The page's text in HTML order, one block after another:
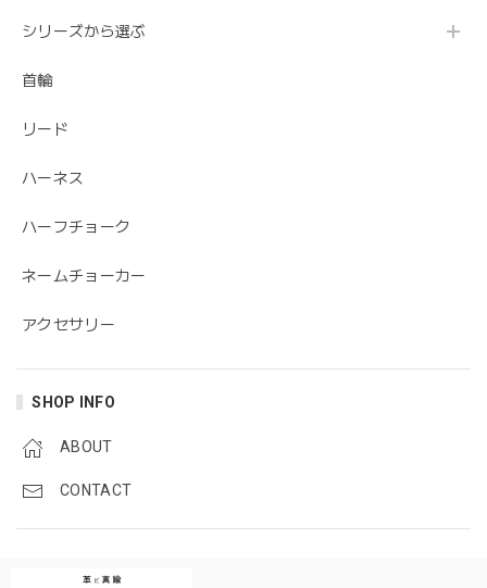
シリーズから選ぶ
首輪
リード
ハーネス
ハーフチョーク
ネームチョーカー
アクセサリー
SHOP INFO
ABOUT
CONTACT